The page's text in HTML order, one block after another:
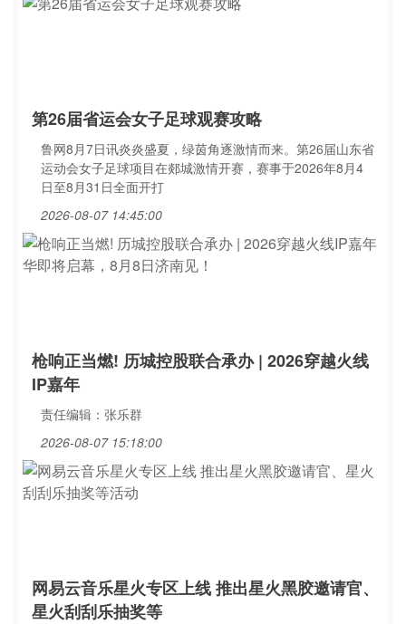
第26届省运会女子足球观赛攻略
鲁网8月7日讯炎炎盛夏，绿茵角逐激情而来。第26届山东省
运动会女子足球项目在郯城激情开赛，赛事于2026年8月4
日至8月31日全面开打
2026-08-07 14:45:00
枪响正当燃! 历城控股联合承办 | 2026穿越火线
IP嘉年
责任编辑：张乐群
2026-08-07 15:18:00
网易云音乐星火专区上线 推出星火黑胶邀请官、
星火刮刮乐抽奖等